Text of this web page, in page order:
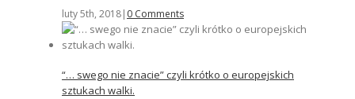
luty 5th, 2018| 0 Comments
“… swego nie znacie” czyli krótko o europejskich
sztukach walki.